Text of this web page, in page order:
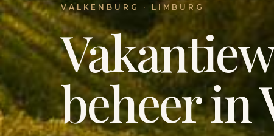
VALKENBURG · LIMBURG
beheer in